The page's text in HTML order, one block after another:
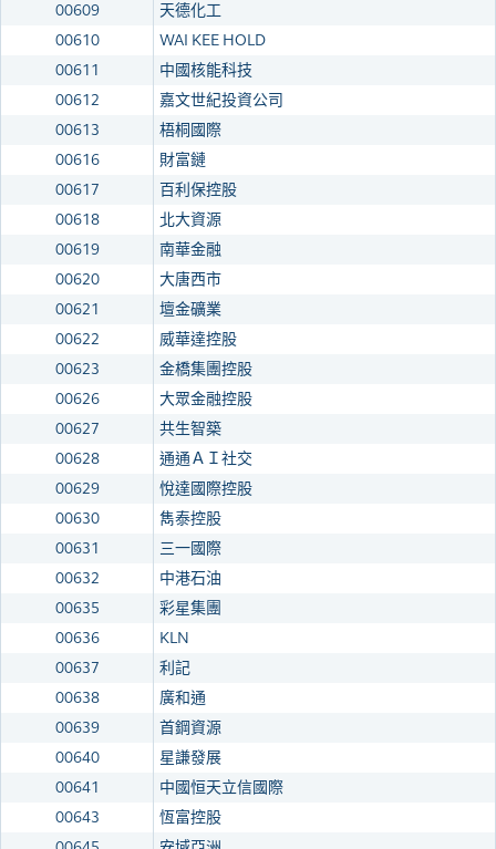
00609
天德化工
00610
WAI KEE HOLD
00611
中國核能科技
00612
嘉文世紀投資公司
00613
梧桐國際
00616
財富鏈
00617
百利保控股
00618
北大資源
00619
南華金融
00620
大唐西市
00621
壇金礦業
00622
威華達控股
00623
金橋集團控股
00626
大眾金融控股
00627
共生智築
00628
通通ＡＩ社交
00629
悅達國際控股
00630
雋泰控股
00631
三一國際
00632
中港石油
00635
彩星集團
00636
KLN
00637
利記
00638
廣和通
00639
首鋼資源
00640
星謙發展
00641
中國恒天立信國際
00643
恆富控股